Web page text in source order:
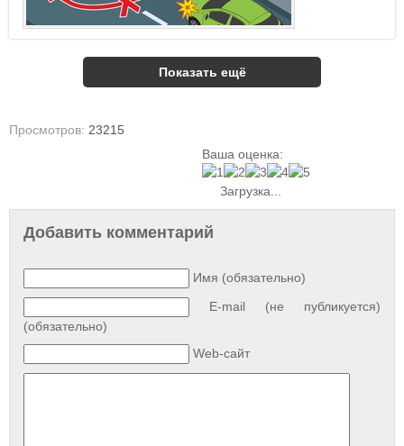
Показать ещё
Просмотров: 23215
Ваша оценка:
Загрузка...
Добавить комментарий
Имя (обязательно)
E-mail (не публикуется)
(обязательно)
Web-сайт